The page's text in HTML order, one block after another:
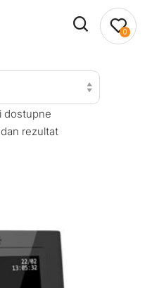
0
dostupne
rezultat